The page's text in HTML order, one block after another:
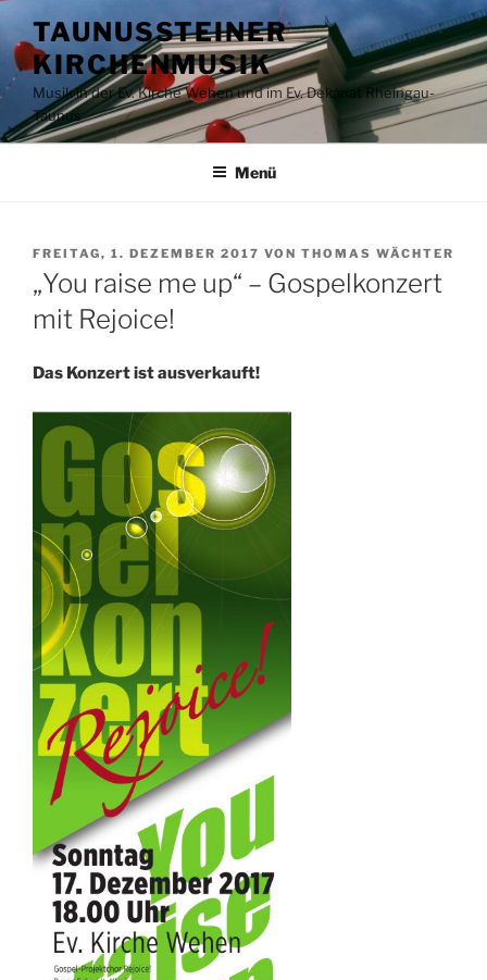
Inhalt
springen
TAUNUSSTEINER
KIRCHENMUSIK
Musik in der Ev. Kirche Wehen und im Ev. Dekanat Rheingau-
Taunus
Menü
VERÖFFENTLICHT
AM
FREITAG, 1. DEZEMBER 2017 VON THOMAS WÄCHTER
„You raise me up“ – Gospelkonzert
mit Rejoice!
Das Konzert ist ausverkauft!